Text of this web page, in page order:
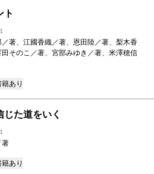
ト
著、江國香織／著、恩田陸／著、梨木香
そのこ／著、宮部みゆき／著、米澤穂信
あり
じた道をいく
著
あり